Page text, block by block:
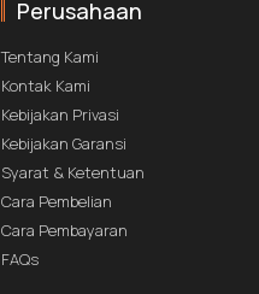
Perusahaan
Tentang Kami
Kontak Kami
Kebijakan Privasi
Kebijakan Garansi
Syarat & Ketentuan
Cara Pembelian
Cara Pembayaran
FAQs